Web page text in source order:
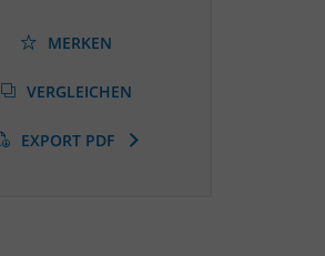
MERKEN
VERGLEICHEN
EXPORT PDF